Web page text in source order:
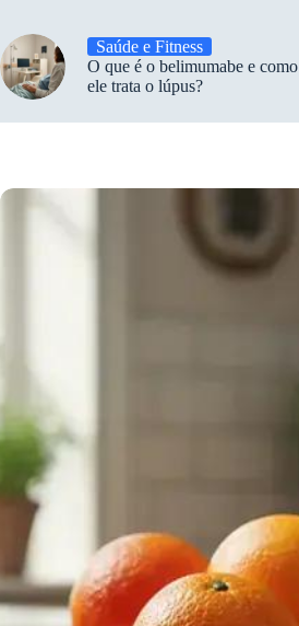
Saúde e Fitness
O que é o belimumabe e como
ele trata o lúpus?